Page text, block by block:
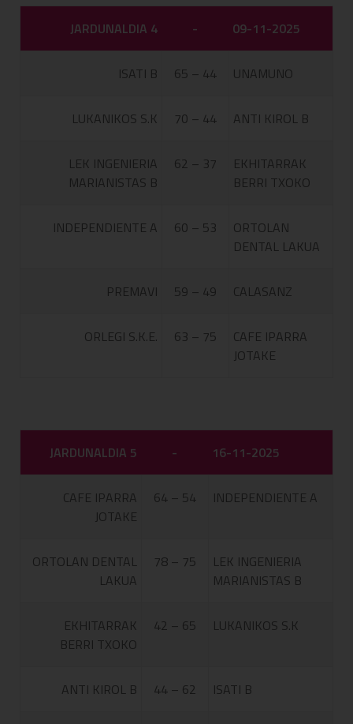
JARDUNALDIA 4 - 09-11-2025
ISATI B 65 – 44 UNAMUNO
LUKANIKOS S.K 70 – 44 ANTI KIROL B
LEK INGENIERIA
MARIANISTAS B
62 – 37
EKHITARRAK
BERRI TXOKO
INDEPENDIENTE A 60 – 53
ORTOLAN
DENTAL LAKUA
PREMAVI 59 – 49 CALASANZ
ORLEGI S.K.E. 63 – 75
CAFE IPARRA
JOTAKE
JARDUNALDIA 5 - 16-11-2025
CAFE IPARRA
JOTAKE
64 – 54 INDEPENDIENTE A
ORTOLAN DENTAL
LAKUA
78 – 75
LEK INGENIERIA
MARIANISTAS B
EKHITARRAK
BERRI TXOKO
42 – 65 LUKANIKOS S.K
ANTI KIROL B 44 – 62 ISATI B